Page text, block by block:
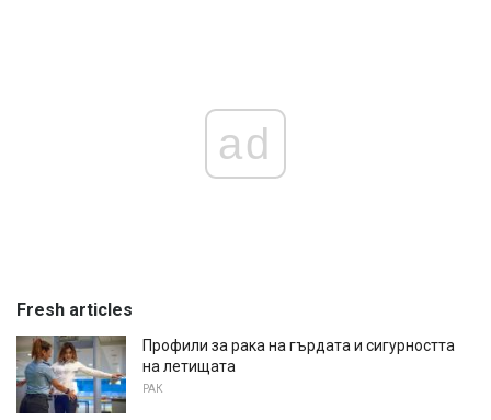
ad
Fresh articles
Профили за рака на гърдата и сигурността
на летищата
РАК